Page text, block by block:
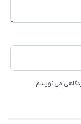
می‌نویسم.